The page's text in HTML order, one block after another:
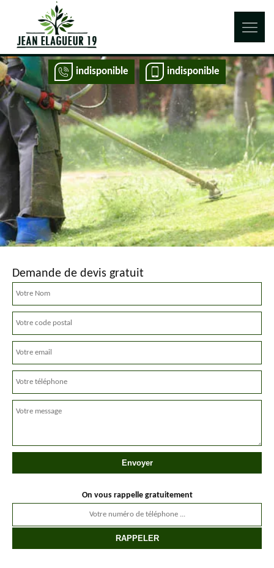
indisponible indisponible
Demande de devis gratuit
On vous rappelle gratuitement